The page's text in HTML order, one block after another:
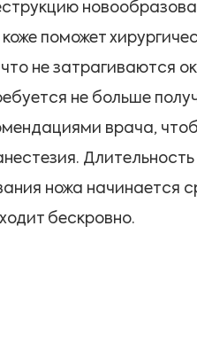
поможет
не затрагиваются
не больше
врача,
ножа начинается
бескровно.